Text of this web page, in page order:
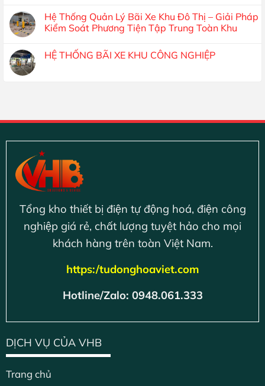
Hệ Thống Quản Lý Bãi Xe Khu Đô Thị – Giải Pháp
Kiểm Soát Phương Tiện Tập Trung Toàn Khu
HỆ THỐNG BÃI XE KHU CÔNG NGHIỆP
Tổng kho thiết bị điện tự động hoá, điện công
nghiệp giá rẻ, chất lượng tuyệt hảo cho mọi
khách hàng trên toàn Việt Nam.
https:/tudonghoaviet.com
Hotline/Zalo: 0948.061.333
DỊCH VỤ CỦA VHB
Trang chủ